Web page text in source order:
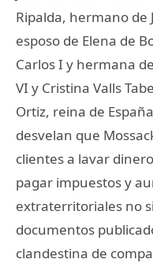
Ripalda, hermano de
esposo de Elena de
Carlos I y hermana
VI y Cristina Valls
Ortiz, reina de
desvelan que
clientes a lavar
pagar impuestos y
extraterritoriales no
documentos
clandestina de